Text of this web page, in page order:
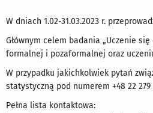
W dniach 1.02-31.03.2023 r.
Głównym celem badania „Uczenie
formalnej i pozaformalnej oraz
W przypadku jakichkolwiek pytań
statystyczną pod numerem +48 22 279
Pełna lista kontaktowa: